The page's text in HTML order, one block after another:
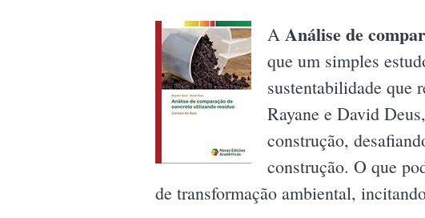
A Análise de
que um simples
sustentabilidade que
Rayane e David
construção,
construção. O que
de transformação ambiental,